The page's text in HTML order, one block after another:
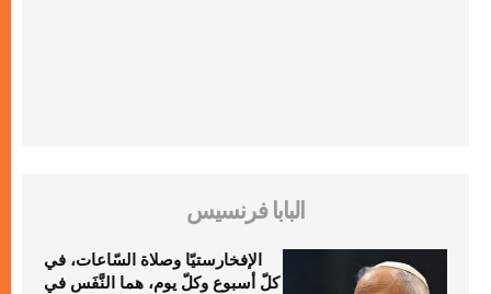
البابا فرنسيس
الإفخارستيّا وصلاة السّاعات، في
كلّ أسبوع وكلّ يوم، هما النَّفَس في